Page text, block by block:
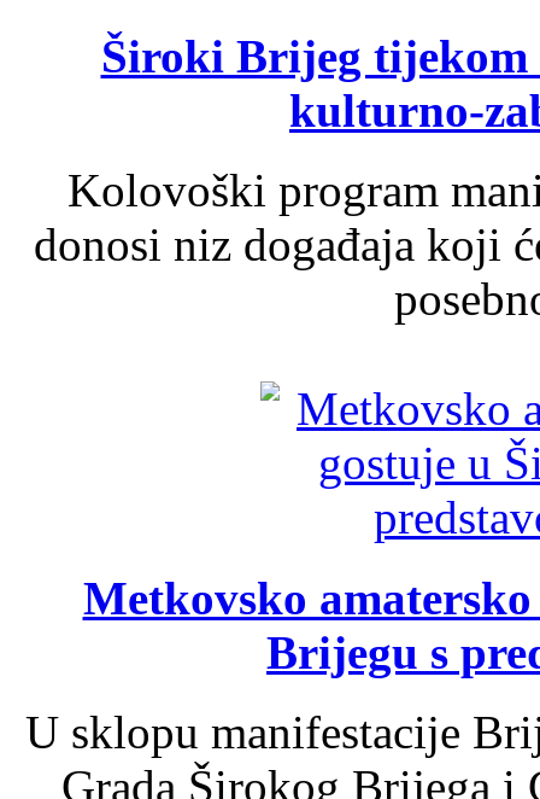
Široki Brijeg tijekom
kulturno-
Kolovoški program
donosi niz događaja koji
Metkovsko
Brijegu s
U sklopu manifestacije
Grada Širokog Brijega